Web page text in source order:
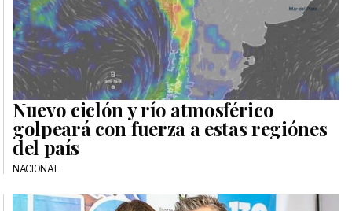
Nuevo ciclón y río atmosférico
golpeará con fuerza a estas regiónes
del país
NACIONAL